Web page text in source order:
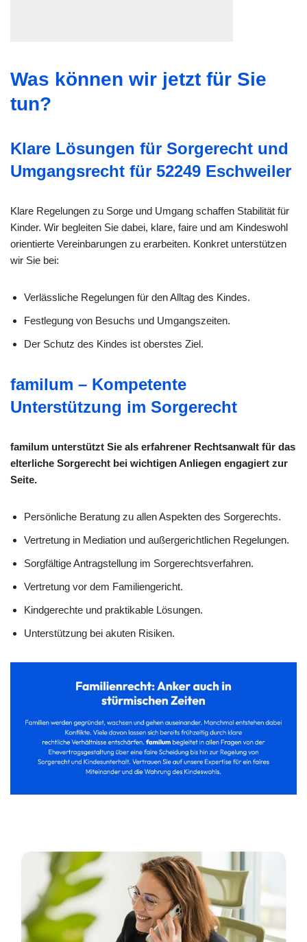
Was können wir jetzt für Sie
tun?
Klare Lösungen für Sorgerecht und
Umgangsrecht für 52249 Eschweiler
Klare Regelungen zu Sorge und Umgang schaffen Stabilität für
Kinder. Wir begleiten Sie dabei, klare, faire und am Kindeswohl
orientierte Vereinbarungen zu erarbeiten. Konkret unterstützen
wir Sie bei:
Verlässliche Regelungen für den Alltag des Kindes.
Festlegung von Besuchs und Umgangszeiten.
Der Schutz des Kindes ist oberstes Ziel.
familum – Kompetente
Unterstützung im Sorgerecht
familum unterstützt Sie als erfahrener Rechtsanwalt für das
elterliche Sorgerecht bei wichtigen Anliegen engagiert zur
Seite.
Persönliche Beratung zu allen Aspekten des Sorgerechts.
Vertretung in Mediation und außergerichtlichen Regelungen.
Sorgfältige Antragstellung im Sorgerechtsverfahren.
Vertretung vor dem Familiengericht.
Kindgerechte und praktikable Lösungen.
Unterstützung bei akuten Risiken.